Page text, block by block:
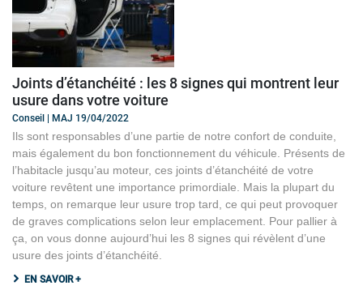
Joints d’étanchéité : les 8 signes qui montrent leur
usure dans votre voiture
Conseil | MAJ 19/04/2022
Ils sont responsables d’une partie de notre confort de conduite,
mais également du bon fonctionnement du véhicule. Présents de
l’habitacle jusqu’au moteur, ces joints d’étanchéité de votre
voiture revêtent une importance primordiale. Mais la plupart du
temps, on remarque leur usure trop tard, ce qui peut provoquer
de graves complications selon leur emplacement. Pour pallier à
ça, on vous donne aujourd’hui les 8 signes qui révèlent d’une
usure des joints d’étanchéité.
EN SAVOIR +